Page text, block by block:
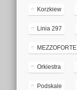
Korzkiew
Linia 297
MEZZOFORTE
Orkiestra
Podskale